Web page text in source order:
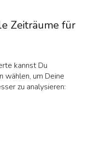
Zeiträume für
kannst Du
wählen, um Deine
zu analysieren: